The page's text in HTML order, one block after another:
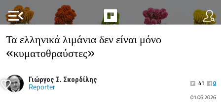
menu_open
Τα ελληνικά λιμάνια δεν είναι μόνο
«κυματοθραύστες»
Γιώργος Σ. Σκορδίλης
Reporter 41
0
01.06.2026